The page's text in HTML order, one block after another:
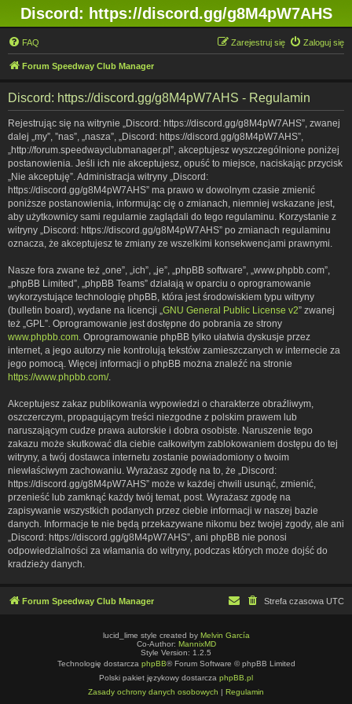
Discord: https://discord.gg/g8M4pW7AHS
FAQ Zaloguj się
Zarejestruj się
Forum Speedway Club Manager
Discord: https://discord.gg/g8M4pW7AHS - Regulamin
Rejestrując się na witrynie „Discord: https://discord.gg/g8M4pW7AHS”, zwanej
dalej „my”, ”nas”, „nasza”, „Discord: https://discord.gg/g8M4pW7AHS”,
„http://forum.speedwayclubmanager.pl”, akceptujesz wyszczególnione poniżej
postanowienia. Jeśli ich nie akceptujesz, opuść to miejsce, naciskając przycisk
„Nie akceptuję”. Administracja witryny „Discord:
https://discord.gg/g8M4pW7AHS” ma prawo w dowolnym czasie zmienić
poniższe postanowienia, informując cię o zmianach, niemniej wskazane jest,
aby użytkownicy sami regularnie zaglądali do tego regulaminu. Korzystanie z
witryny „Discord: https://discord.gg/g8M4pW7AHS” po zmianach regulaminu
oznacza, że akceptujesz te zmiany ze wszelkimi konsekwencjami prawnymi.
Nasze fora zwane też „one”, „ich”, „je”, „phpBB software”, „www.phpbb.com”,
„phpBB Limited”, „phpBB Teams” działają w oparciu o oprogramowanie
wykorzystujące technologię phpBB, która jest środowiskiem typu witryny
(bulletin board), wydane na licencji „GNU General Public License v2” zwanej
też „GPL”. Oprogramowanie jest dostępne do pobrania ze strony
www.phpbb.com. Oprogramowanie phpBB tylko ułatwia dyskusje przez
internet, a jego autorzy nie kontrolują tekstów zamieszczanych w internecie za
jego pomocą. Więcej informacji o phpBB można znaleźć na stronie
https://www.phpbb.com/.
Akceptujesz zakaz publikowania wypowiedzi o charakterze obraźliwym,
oszczerczym, propagującym treści niezgodne z polskim prawem lub
naruszającym cudze prawa autorskie i dobra osobiste. Naruszenie tego
zakazu może skutkować dla ciebie całkowitym zablokowaniem dostępu do tej
witryny, a twój dostawca internetu zostanie powiadomiony o twoim
niewłaściwym zachowaniu. Wyrażasz zgodę na to, że „Discord:
https://discord.gg/g8M4pW7AHS” może w każdej chwili usunąć, zmienić,
przenieść lub zamknąć każdy twój temat, post. Wyrażasz zgodę na
zapisywanie wszystkich podanych przez ciebie informacji w naszej bazie
danych. Informacje te nie będą przekazywane nikomu bez twojej zgody, ale ani
„Discord: https://discord.gg/g8M4pW7AHS”, ani phpBB nie ponosi
odpowiedzialności za włamania do witryny, podczas których może dojść do
kradzieży danych.
Forum Speedway Club Manager Strefa czasowa UTC
lucid_lime style created by Melvin García
Co-Author: MannixMD
Style Version: 1.2.5
Technologię dostarcza phpBB® Forum Software © phpBB Limited
Polski pakiet językowy dostarcza phpBB.pl
Zasady ochrony danych osobowych | Regulamin